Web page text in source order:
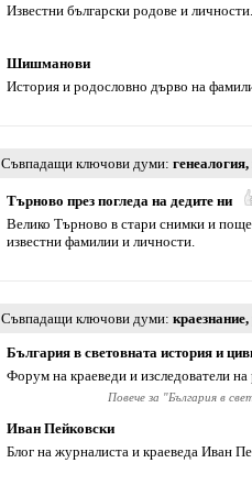
Известни български родове и личности.
Шишманови
История и родословно дърво на
Съвпадащи ключови думи генеалогия,
Търново през погледа на дедите ни
Велико Търново в стари снимки и
известни фамилии и личности.
Съвпадащи ключови думи краезнание,
България в световната история и
Форум на краеведи и изследователи
Повече за "България в
Иван Пейковски
Блог на журналиста и краеведа Иван